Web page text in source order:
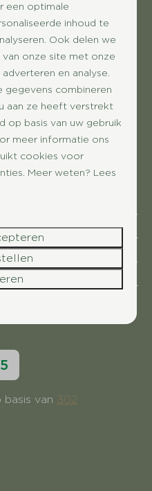
van 302
een optimale
inhoud te
Ook delen we
onze site met onze
en analyse.
gegevens combineren
aan ze heeft verstrekt
op basis van uw gebruik
meer informatie ons
cookies voor
Meer weten? Lees